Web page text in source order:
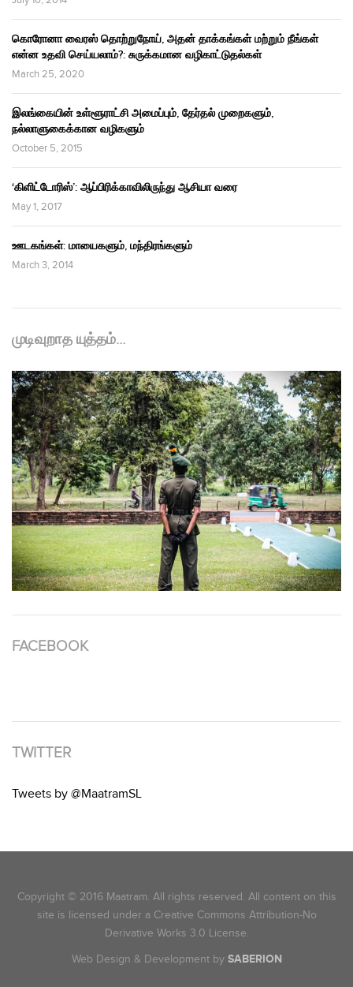
கொரோனா வைரஸ் தொற்றுநோய், அதன் தாக்கங்கள் மற்றும் நீங்கள்
என்ன உதவி செய்யலாம்?: சுருக்கமான வழிகாட்டுதல்கள்
March 25, 2020
இலங்கையின் உள்ளூராட்சி அமைப்பும், தேர்தல் முறைகளும்,
நல்லாளுகைக்கான வழிகளும்
October 5, 2015
‘கிளிட்டோரிஸ்’: ஆப்பிரிக்காவிலிருந்து ஆசியா வரை
May 1, 2017
ஊடகங்கள்: மாயைகளும், மந்திரங்களும்
March 3, 2014
முடிவுறாத யுத்தம்…
FACEBOOK
TWITTER
Tweets by @MaatramSL
Copyright © 2016 Maatram. All rights reserved. All content on this
site is licensed under a Creative Commons Attribution-No
Derivative Works 3.0 License.
Web Design & Development by SABERION